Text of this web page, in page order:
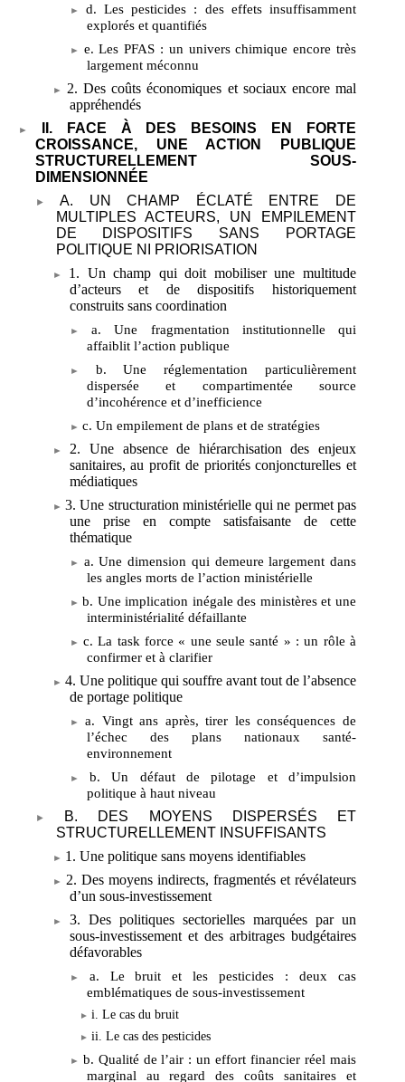
d. Les pesticides : des effets insuffisamment
explorés et quantifiés
e. Les PFAS : un univers chimique encore très
largement méconnu
2. Des coûts économiques et sociaux encore mal
appréhendés
II. FACE À DES BESOINS EN FORTE
CROISSANCE, UNE ACTION PUBLIQUE
STRUCTURELLEMENT SOUS-
DIMENSIONNÉE
A. UN CHAMP ÉCLATÉ ENTRE DE
MULTIPLES ACTEURS, UN EMPILEMENT
DE DISPOSITIFS SANS PORTAGE
POLITIQUE NI PRIORISATION
1. Un champ qui doit mobiliser une multitude
d’acteurs et de dispositifs historiquement
construits sans coordination
a. Une fragmentation institutionnelle qui
affaiblit l’action publique
b. Une réglementation particulièrement
dispersée et compartimentée source
d’incohérence et d’inefficience
c. Un empilement de plans et de stratégies
2. Une absence de hiérarchisation des enjeux
sanitaires, au profit de priorités conjoncturelles et
médiatiques
3. Une structuration ministérielle qui ne permet pas
une prise en compte satisfaisante de cette
thématique
a. Une dimension qui demeure largement dans
les angles morts de l’action ministérielle
b. Une implication inégale des ministères et une
interministérialité défaillante
c. La task force « une seule santé » : un rôle à
confirmer et à clarifier
4. Une politique qui souffre avant tout de l’absence
de portage politique
a. Vingt ans après, tirer les conséquences de
l’échec des plans nationaux santé-
environnement
b. Un défaut de pilotage et d’impulsion
politique à haut niveau
B. DES MOYENS DISPERSÉS ET
STRUCTURELLEMENT INSUFFISANTS
1. Une politique sans moyens identifiables
2. Des moyens indirects, fragmentés et révélateurs
d’un sous-investissement
3. Des politiques sectorielles marquées par un
sous-investissement et des arbitrages budgétaires
défavorables
a. Le bruit et les pesticides
: deux cas
emblématiques de sous-investissement
i. Le cas du bruit
ii. Le cas des pesticides
b. Qualité de l’air : un effort financier réel mais
marginal au regard des coûts sanitaires et